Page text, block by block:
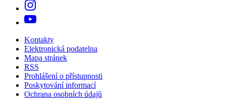
Kontakty
Elektronická podatelna
Mapa stránek
RSS
Prohlášení o přístupnosti
Poskytování informací
Ochrana osobních údajů